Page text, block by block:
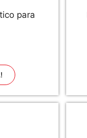
para